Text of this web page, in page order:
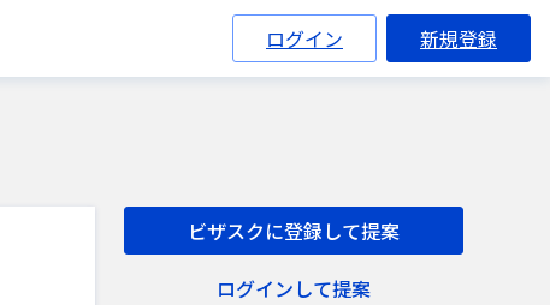
ログイン 新規登録
ビザスクに登録して提案
ログインして提案